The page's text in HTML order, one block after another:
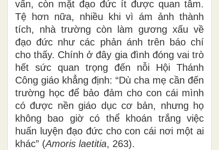
vấn, còn mặt đạo đức ít được quan tâm.
Tệ hơn nữa, nhiều khi vì ám ảnh thành
tích, nhà trường còn làm gương xấu về
đạo đức như các phản ánh trên báo chí
cho thấy. Chính ở đây gia đình đóng vai trò
hết sức quan trọng đến nỗi Hội Thánh
Công giáo khẳng định: “Dù cha mẹ cần đến
trường học để bảo đảm cho con cái mình
có được nền giáo dục cơ bản, nhưng họ
không bao giờ có thể khoán trắng việc
huấn luyện đạo đức cho con cái nơi một ai
khác” (Amoris laetitia, 263).